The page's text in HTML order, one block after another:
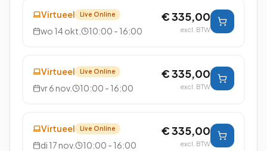
Virtueel Live Online
wo 14 okt. 10:00 - 16:00
€ 335,00
excl. BTW
Virtueel Live Online
vr 6 nov. 10:00 - 16:00
€ 335,00
excl. BTW
Virtueel Live Online
di 17 nov. 10:00 - 16:00
€ 335,00
excl. BTW